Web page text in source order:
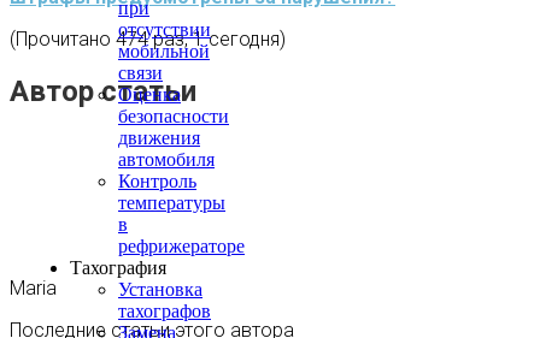
при
отсутствии
мобильной
связи
Оценка
безопасности
движения
автомобиля
Контроль
температуры
в
рефрижераторе
Тахография
Установка
тахографов
Замена
(Прочитано 474 раз, 1 сегодня)
Автор статьи
Maria
Последние статьи этого автора